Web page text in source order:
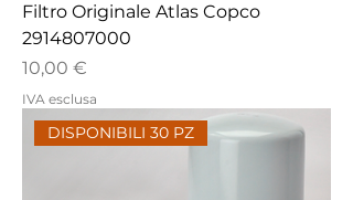
Filtro Originale Atlas Copco
2914807000
Prezzo
10,00 €
IVA esclusa
DISPONIBILI 30 PZ